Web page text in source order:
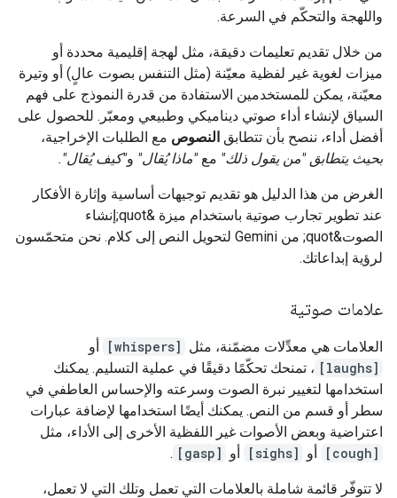
واللهجة والتحكّم في السرعة.
من خلال تقديم تعليمات دقيقة، مثل لهجة إقليمية محددة أو
ميزات لغوية غير لفظية معيّنة (مثل التنفس بصوت عالٍ) أو وتيرة
معيّنة، يمكن للمستخدمين الاستفادة من قدرة النموذج على فهم
السياق لإنشاء أداء صوتي ديناميكي وطبيعي ومعبّر. للحصول على
أفضل أداء، ننصح بأن تتطابق النصوص مع الطلبات الإخراجية،
بحيث يتطابق "من يقول ذلك" مع"ماذا يُقال" و"كيف يُقال".
الغرض من هذا الدليل هو تقديم توجيهات أساسية وإثارة الأفكار
عند تطوير تجارب صوتية باستخدام ميزة &quot;إنشاء
الصوت&quot; من Gemini لتحويل النص إلى كلام. نحن متحمّسون
لرؤية إبداعاتك.
علامات صوتية
العلامات هي معدِّلات مضمّنة، مثل [whispers]
أو
[laughs] ، تمنحك تحكّمًا دقيقًا في عملية التسليم. يمكنك
استخدامها لتغيير نبرة الصوت وسرعته والإحساس العاطفي في
سطر أو قسم من النص. يمكنك أيضًا استخدامها لإضافة عبارات
اعتراضية وبعض الأصوات غير اللفظية الأخرى إلى الأداء، مثل
[cough]
أو [sighs] أو [gasp]
.
لا تتوفّر قائمة شاملة بالعلامات التي تعمل وتلك التي لا تعمل،